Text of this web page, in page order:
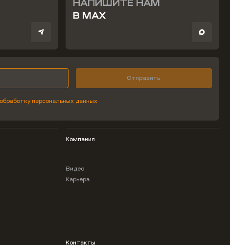
НАПИШИТЕ НАМ
В MAX
Отправить
обработку персональных данных
Компания
Видео
Карьера
Контакты